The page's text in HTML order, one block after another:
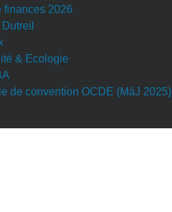
finances 2026
& Ecologie
de convention OCDE (MàJ 2025)